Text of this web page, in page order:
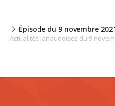
Épisode du 9 novembre 2021
Actualités lanaudoises du 9